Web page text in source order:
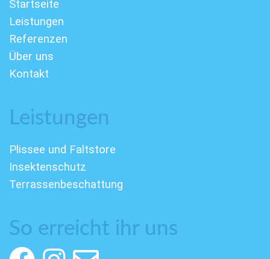
Startseite
Leistungen
Referenzen
Über uns
Kontakt
Leistungen
Plissee und Faltstore
Insektenschutz
Terrassenbeschattung
So erreicht ihr uns